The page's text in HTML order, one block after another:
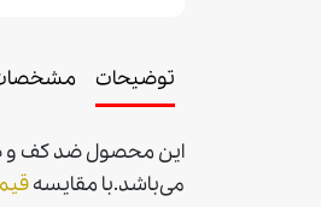
توضیحات
اين محصول ضد کف و
می‌باشد.با مقايسه